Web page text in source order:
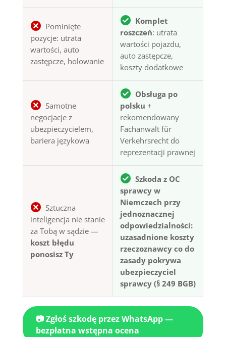
Pominięte
pozycje: utrata
wartości, auto
zastępcze, holowanie
Komplet
roszczeń: utrata
wartości pojazdu,
auto zastępcze,
koszty dodatkowe
Samotne
negocjacje z
ubezpieczycielem,
bariera językowa
Obsługa po
polsku +
rekomendowany
Fachanwalt für
Verkehrsrecht do
reprezentacji prawnej
Sztuczna
inteligencja nie stanie
za Tobą w sądzie —
koszt błędu
ponosisz Ty
Szkoda z OC
sprawcy w
Niemczech przy
jednoznacznej
odpowiedzialności:
uzasadnione koszty
rzeczoznawcy co do
zasady pokrywa
ubezpieczyciel
sprawcy (§ 249 BGB)
📷 Zgłoś szkodę przez WhatsApp —
bezpłatna wstępna ocena